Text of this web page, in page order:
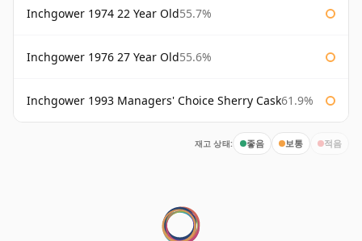
Inchgower 1974 22 Year Old55.7%
Inchgower 1976 27 Year Old55.6%
Inchgower 1993 Managers' Choice Sherry Cask61.9%
재고 상태: 좋음 보통 적음